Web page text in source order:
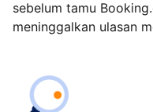
sebelum tamu
meninggalkan ulasan